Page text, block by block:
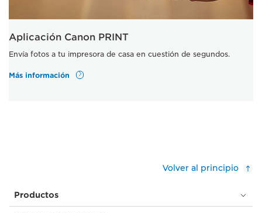
Aplicación Canon PRINT
Envía fotos a tu impresora de casa en cuestión de segundos.
Más información
Volver al principio
Productos